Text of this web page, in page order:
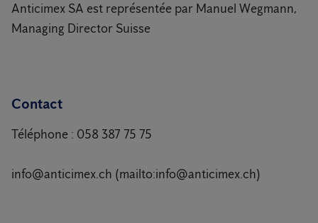
Anticimex SA est représentée par Manuel Wegmann,
Managing Director Suisse
Contact
Téléphone : 058 387 75 75
info@anticimex.ch (mailto:info@anticimex.ch)